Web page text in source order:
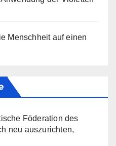
Menschheit auf einen
Föderation des
neu auszurichten,